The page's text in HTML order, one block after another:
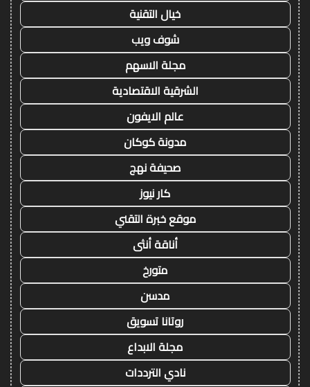
خيال التقنية
شوف ويب
مجلة الاسهم
الشرقية الاقتصادية
عالم الايفون
مدونة كوكان
صحيفة نهج
كار نيوز
موقع خبرة التقني
أناقة أنثى
متورخ
مدسن
روتانا تسويق
مجلة الابداع
نادي الترددات